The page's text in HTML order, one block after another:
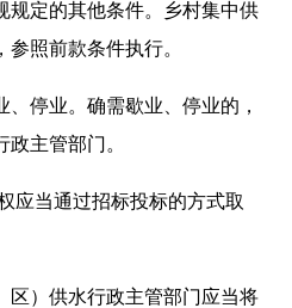
规定的其他条件。乡村集中供
照前款条件执行。
停业。确需歇业、停业的，
主管部门。
应当通过招标投标的方式取
区）供水行政主管部门应当将